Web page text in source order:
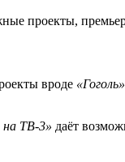
проекты,
вроде «Гоголь»
на ТВ-3» даёт